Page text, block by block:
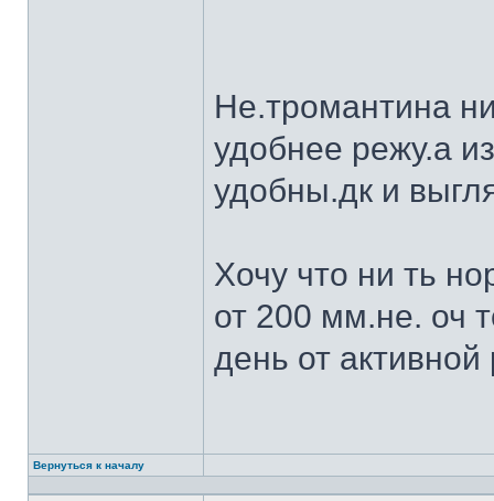
Не.тромантина
удобнее режу.а
удобны.дк и
Хочу что ни ть
от 200 мм.не. оч
день от
Вернуться к началу